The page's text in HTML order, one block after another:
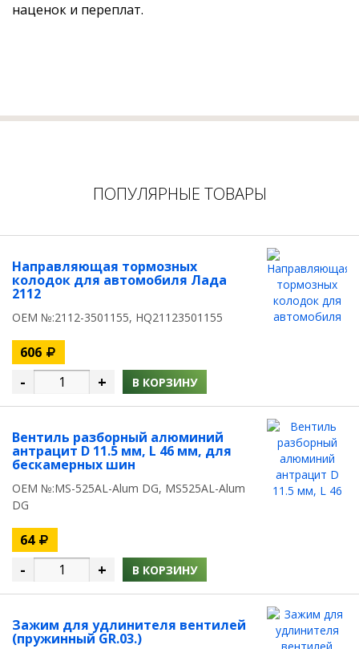
наценок и переплат.
ПОПУЛЯРНЫЕ ТОВАРЫ
Направляющая тормозных
колодок для автомобиля Лада
2112
OEM №:2112-3501155, HQ21123501155
606
- + В КОРЗИНУ
Вентиль разборный алюминий
антрацит D 11.5 мм, L 46 мм, для
бескамерных шин
OEM №:MS-525AL-Alum DG, MS525AL-Alum
DG
64
- + В КОРЗИНУ
Зажим для удлинителя вентилей
(пружинный GR.03.)